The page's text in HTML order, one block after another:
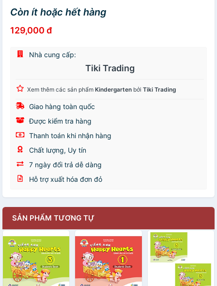
Còn ít hoặc hết hàng
129,000 đ
Nhà cung cấp:
Tiki Trading
Xem thêm các sản phẩm Kindergarten bởi Tiki Trading
Giao hàng toàn quốc
Được kiểm tra hàng
Thanh toán khi nhận hàng
Chất lượng, Uy tín
7 ngày đổi trả dễ dàng
Hỗ trợ xuất hóa đơn đỏ
SẢN PHẨM TƯƠNG TỰ